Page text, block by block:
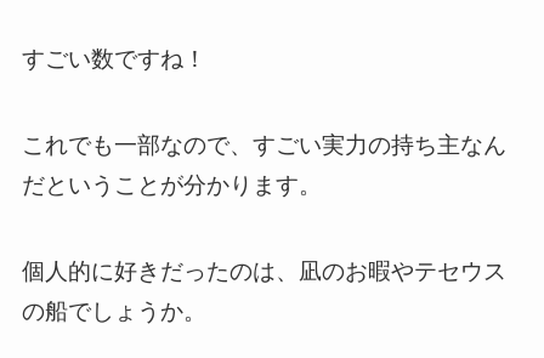
すごい数ですね！
これでも一部なので、すごい実力の持ち主なん
だということが分かります。
個人的に好きだったのは、凪のお暇やテセウス
の船でしょうか。